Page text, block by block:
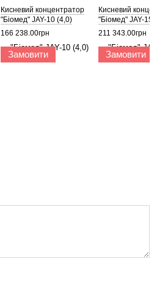
Кисневий концентратор
"Біомед" JAY-10 (4,0)
166 238.00грн
Замовити
Кисневий
"Біомед" JAY-15
211 343.00грн
Замовити